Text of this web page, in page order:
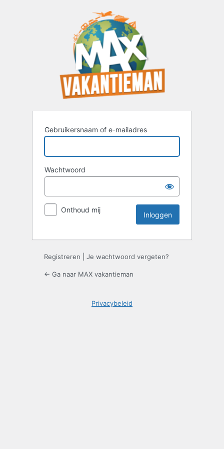
Gebruikersnaam of e-mailadres
Wachtwoord
Onthoud mij
Registreren Je wachtwoord vergeten?
← Ga naar MAX vakantieman
Privacybeleid